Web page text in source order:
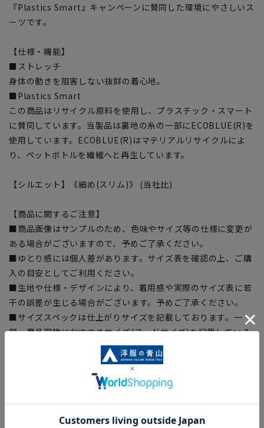
『Plastics Smart』キャンペーンに賛同した環境にやさしいス
ーツです。
【仕様・機能】
■ストレッチ
身体の動きを阻害しない抜群の着心地。
■Plastics Smart
この商品はリサイクル原料を使用し、プラスチック・スマート
に賛同しています。当製品は裏地の糸の一部にECOBLUE(R)を
使用しています。ECOBLUE(R)はマテリアルリサイクルによ
り、ペットボトルを繊維へと再生しています。
【シルエット】《細め(スリム)》 (当社比)
【商品に関するご注意】
■商品画像はサンプルのため、色味やサイズ等の仕様に変更が
ある場合がございますので、予めご了承ください。
■ゆとり感には個人差があります。サイズ表を確認の上、ご購
入の目安としてご利用ください。
■生地や仕様・デザインにより、着用感や実際のサイズ表に若
干の誤差が生じる場合がございます。予めご了承ください。
■サイズスペックは仕上がりサイズを記載しております。一
部、商品現物におすすめサイズ(ヌードサイズ)を記載している
■ブラウザやお使いのモニター環境、また撮影時の室内外の光
加減により、実際の商品と掲載画像の色味が異なる場合がござ
■店舗や各モールサイトと商品在庫を共有しております関係
上、ご注文いただいたタイミングにより欠品が発生し、ご注文